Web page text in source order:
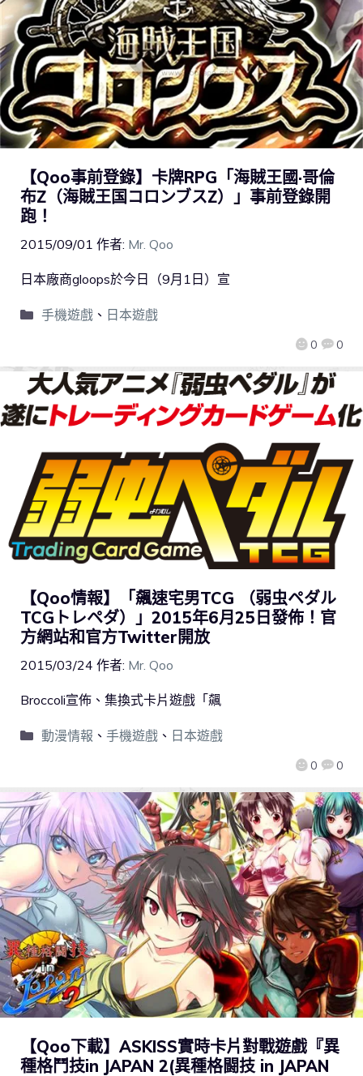
【Qoo事前登錄】卡牌RPG「海賊王國·哥倫
布Z（海賊王国コロンブスZ）」事前登錄開
跑！
2015/09/01 作者: Mr. Qoo
0 0
日本廠商gloops於今日（9月1日）宣
手機遊戲、 日本遊戲
【Qoo情報】「飆速宅男TCG （弱虫ペダル
TCGトレペダ）」2015年6月25日發佈！官
方網站和官方Twitter開放
2015/03/24 作者: Mr. Qoo
0 0
Broccoli宣佈、集換式卡片遊戲「飆
動漫情報 、 手機遊戲、 日本遊戲
【Qoo下載】ASKISS實時卡片對戰遊戲『異
種格鬥技in JAPAN 2(異種格闘技 in JAPAN